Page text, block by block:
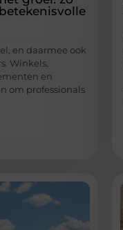
en daarmee ook
Winkels,
en
om professionals